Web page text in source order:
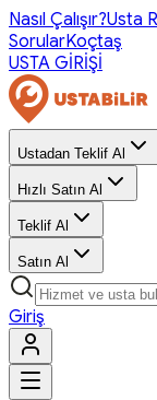
Nasıl Çalışır?Usta
SorularKoçtaş
USTA GİRİŞİ
Ustadan Teklif Al
Hızlı Satın Al
Teklif Al
Satın Al
Giriş